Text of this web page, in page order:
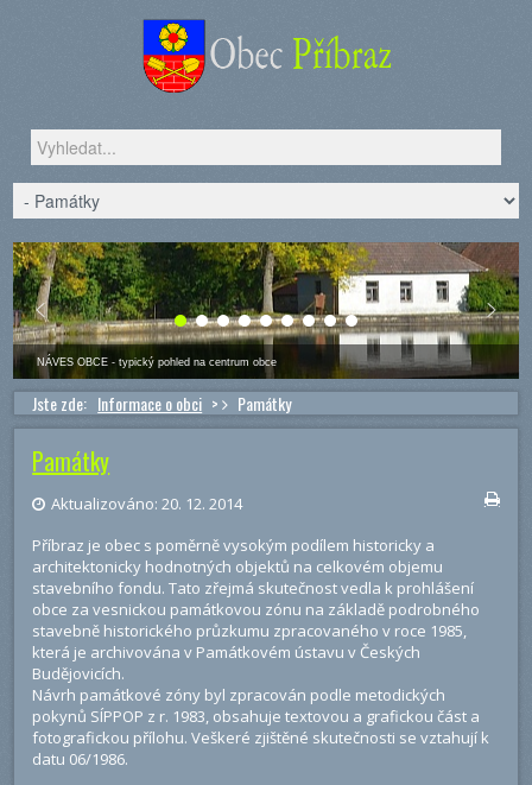
Vyhledávání...
NÁVES OBCE - typický pohled na centrum obce
Jste zde: Informace o obci > Památky
Památky
Aktualizováno: 20. 12. 2014
Příbraz je obec s poměrně vysokým podílem historicky a
architektonicky hodnotných objektů na celkovém objemu
stavebního fondu. Tato zřejmá skutečnost vedla k prohlášení
obce za vesnickou památkovou zónu na základě podrobného
stavebně historického průzkumu zpracovaného v roce 1985,
která je archivována v Památkovém ústavu v Českých
Budějovicích.
Návrh památkové zóny byl zpracován podle metodických
pokynů SÍPPOP z r. 1983, obsahuje textovou a grafickou část a
fotografickou přílohu. Veškeré zjištěné skutečnosti se vztahují k
datu 06/1986.